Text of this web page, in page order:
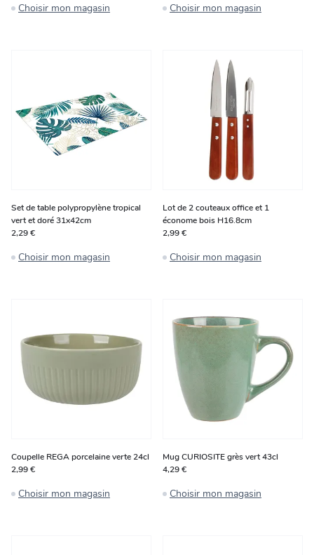
Choisir mon magasin Choisir mon magasin
Set de table polypropylène tropical
vert et doré 31x42cm
2,29 €
Choisir mon magasin
Lot de 2 couteaux office et 1
économe bois H16.8cm
2,99 €
Choisir mon magasin
Coupelle REGA porcelaine verte 24cl
2,99 €
Choisir mon magasin
Mug CURIOSITE grès vert 43cl
4,29 €
Choisir mon magasin